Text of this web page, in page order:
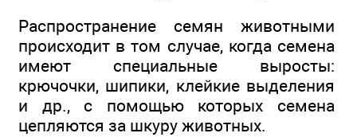
Распространение семян животными
происходит в том случае, когда семена
имеют специальные выросты:
крючочки, шипики, клейкие выделения
и др., с помощью которых семена
цепляются за шкуру животных.